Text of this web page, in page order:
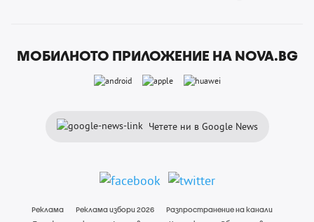
МОБИЛНОТО ПРИЛОЖЕНИЕ НА NOVA.BG
Четете ни в Google News
Реклама Реклама избори 2026
Разпространение на канали